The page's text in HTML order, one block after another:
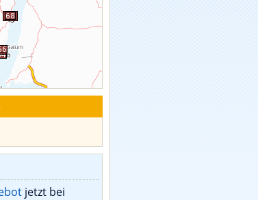
jetzt bei